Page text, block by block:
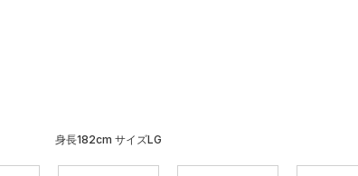
身長182cm サイズLG